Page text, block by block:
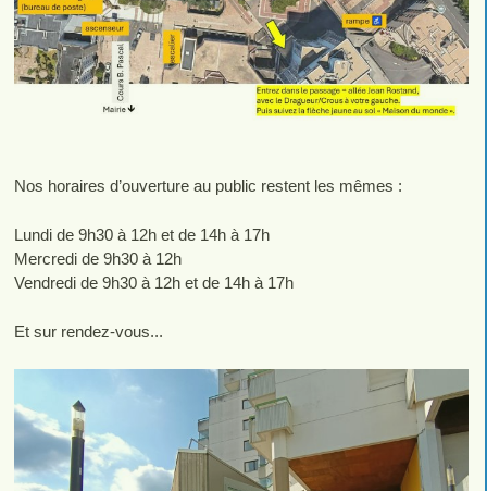
Nos horaires d’ouverture au public restent les mêmes :
Lundi de 9h30 à 12h et de 14h à 17h
Mercredi de 9h30 à 12h
Vendredi de 9h30 à 12h et de 14h à 17h
Et sur rendez-vous...